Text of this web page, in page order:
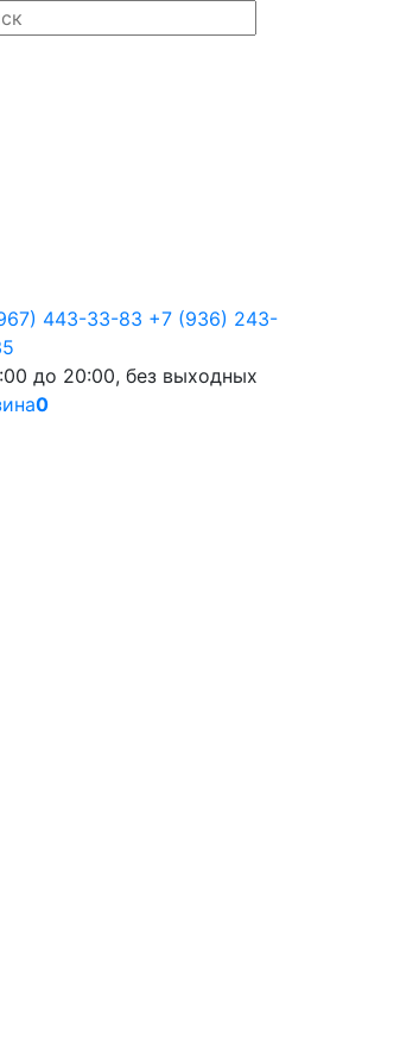
443-33-83 +7 (936) 243-
до 20:00, без выходных
0